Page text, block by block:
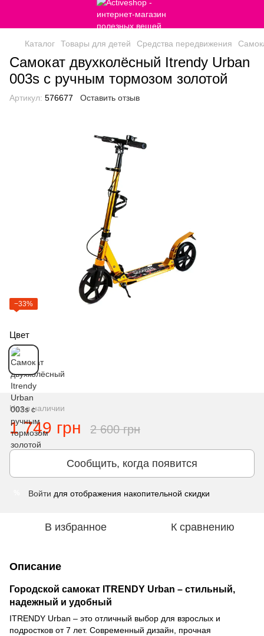
Каталог Товары для детей Средства передвижения
Самокат двухколёсный Itrendy Urban
003s с ручным тормозом золотой
Артикул: 576677 Оставить отзыв
−33%
Цвет
Нет в наличии
1 749 грн 2 600 грн
Сообщить, когда появится
Войти для отображения накопительной скидки
В избранное К сравнению
Описание
Городской самокат ITRENDY Urban – стильный,
надежный и удобный
ITRENDY Urban – это отличный выбор для взрослых и
подростков от 7 лет. Современный дизайн, прочная